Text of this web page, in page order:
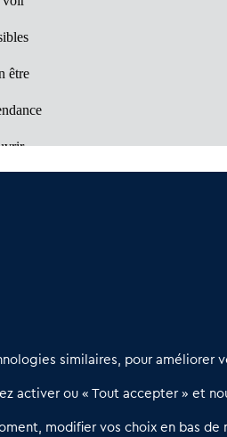
être
similaires, pour
activer ou « Tout accepter » et
modifier vos choix en bas de